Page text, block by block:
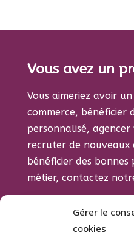
Gérer le
cookies
Vous avez un
Vous aimeriez avoir
commerce, bénéficier
personnalisé,
recruter de nouveaux
bénéficier des
métier, contactez
CONTACTEZ-